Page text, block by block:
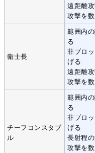
遠距離
攻撃を
衛士長
範囲内
る
非ブロ
げる
遠距離
攻撃を
チーフコンスタブ
ル
範囲内
る
非ブロ
げる
長射程
攻撃を